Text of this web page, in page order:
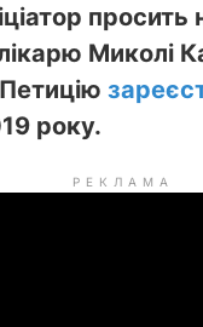
Миколі
року.
РЕКЛАМА